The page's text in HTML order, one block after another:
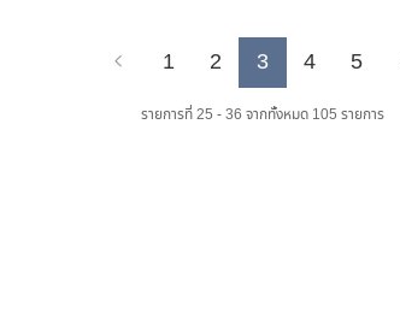
1 2 3 4 5
รายการที่ 25 - 36 จากทั้งหมด 105 รายการ